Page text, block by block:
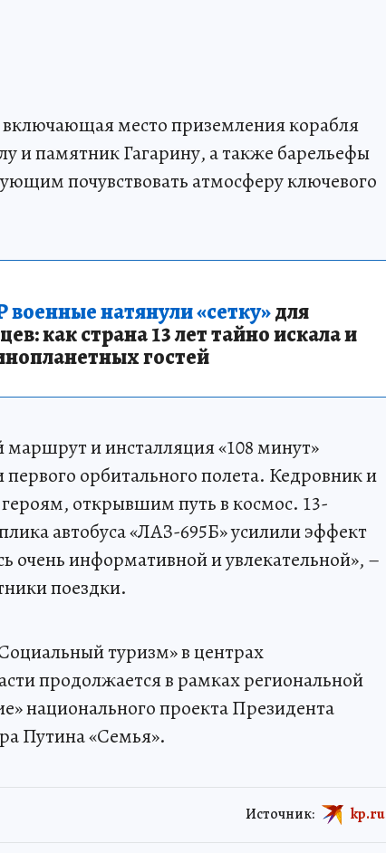
место приземления корабля
и памятник Гагарину, а также барельефы
почувствовать атмосферу ключевого
натянули «сетку»для
как страна 13 лет тайно искала и
гостей
и инсталляция «108 минут»
орбитального полета. Кедровник и
открывшим путь в космос. 13-
автобуса «ЛАЗ-695Б» усилили эффект
очень информативной и увлекательной», –
поездки.
туризм» в центрах
продолжается в рамках региональной
национального проекта Президента
Путина «Семья».
Источник: kp.ru